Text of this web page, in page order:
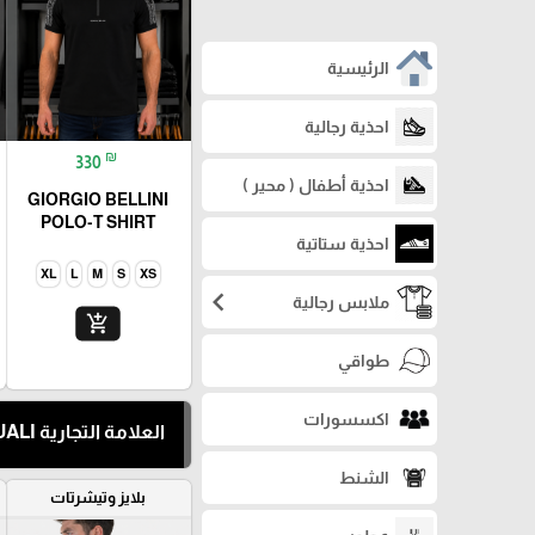
الرئيسية
احذية رجالية
احذية أطفال ( محير )
احذية ستاتية
ملابس رجالية chevron_left
طواقي
اكسسورات
الشنط
330 ₪
GIORGIO BELLINI
POLO-T SHIRT
XS
S
M
L
XL
add_shopping_cart
العلامة التجارية TRESQUALI
بلايز وتيشرتات